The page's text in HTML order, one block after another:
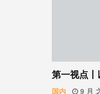
第一视点
国内 9 月